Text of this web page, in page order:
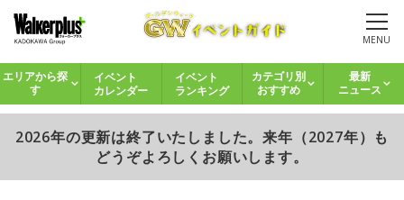
MENU
エリアから探
す
イベント
カレンダー
イベント
ランキング
カテゴリ別
おすすめ
最新
ニュース
2026年の更新は終了いたしました。来年（2027年）も
どうぞよろしくお願いします。